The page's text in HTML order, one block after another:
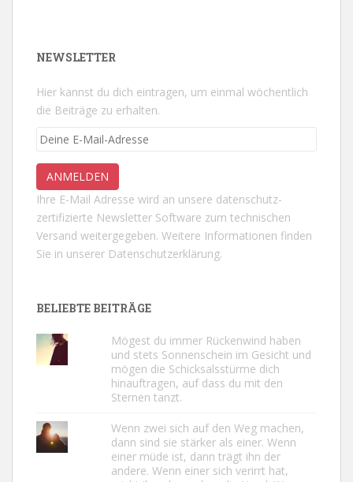
NEWSLETTER
Hier kannst du dich eintragen, um einmal wöchentlich
die Beiträge zu erhalten.
Ihre E-Mail Adresse wird an unsere datenschutz-
zertifizierte Newsletter Software zum technischen
Versand weitergegeben. Weitere Informationen finden
Sie in unserer Datenschutzerklärung.
BELIEBTE BEITRÄGE
Mögest du immer Rückenwind haben
und stets Sonnenschein im Gesicht und
mögen die Schicksalsstürme dich
hinauftragen, auf dass du mit den
Sternen tanzt.
Wenn zwei sich auf den Weg machen,
dann sind sie stärker als einer. Wenn
einer müde ist, dann trägt ihn der
andere. Wenn einer sich verirrt hat,